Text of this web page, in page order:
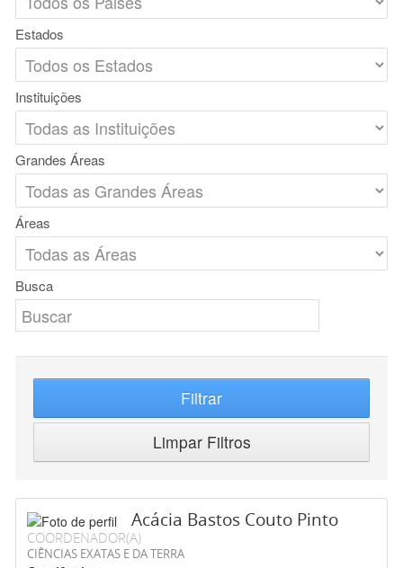
Estados
Instituições
Grandes Áreas
Áreas
Busca
Filtrar
Limpar Filtros
Acácia Bastos Couto Pinto
COORDENADOR(A)
CIÊNCIAS EXATAS E DA TERRA